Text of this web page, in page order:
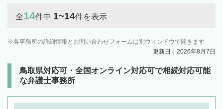
全14件中 1~14件を表示
各事務所の詳細情報とお問い合わせフォームは別ウィンドウで開きます
更新日：2026年8月7日
鳥取県対応可・全国オンライン対応可で相続対応可能
な弁護士事務所